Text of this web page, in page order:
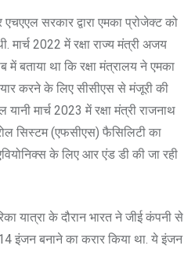
सरकार द्वारा एमका प्रोजेक्ट को
मार्च 2022 में रक्षा राज्य मंत्री अजय
बताया था कि रक्षा मंत्रालय ने एमका
करने के लिए सीसीएस से मंजूरी की
मार्च 2023 में रक्षा मंत्री राजनाथ
सिस्टम (एफसीएस) फैसिलिटी का
के लिए आर एंड डी की जा रही
यात्रा के दौरान भारत ने जीई कंपनी से
इंजन बनाने का करार किया था. ये इंजन